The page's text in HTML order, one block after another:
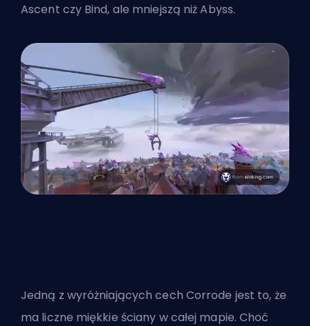
Ascent czy Bind, ale mniejszą niż Abyss.
Jedną z wyróżniających cech Corrode jest to, że
ma liczne miękkie ściany w całej mapie. Choć